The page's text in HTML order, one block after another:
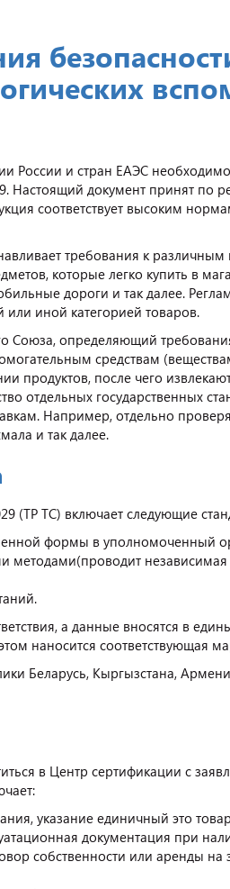
России и стран ЕАЭС
Настоящий документ принят по
соответствует высоким
требования к различным
которые легко купить в
дороги и так далее.
или иной категорией товаров.
Союза, определяющий
средствам
продуктов, после чего
отдельных государственных
Например, отдельно
и так далее.
(ТР ТС) включает следующие
формы в уполномоченный
независимая
а данные вносятся в
наносится соответствующая
Беларусь, Кыргызстана,
в Центр сертификации с
указание единичный это
документация при
собственности или аренды на